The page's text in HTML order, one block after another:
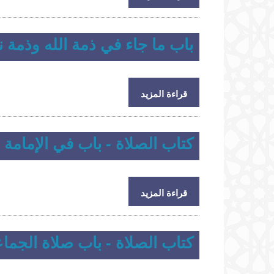
باب ما جاء في ذمة الله وذمة
قراءة المزيد
كتاب الصلاة - باب في الإمامة
قراءة المزيد
كتاب الصلاة - باب صلاة